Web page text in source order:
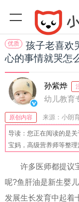
优质
孩子老喜欢
心的事情就哭怎
孙紫烨
幼儿教育
原创内容 来源：小朗
收藏：33 分享：56
导读：您正在阅读的是
宝妈，高级营养师等整理
许多医师都提议
呢?鱼肝油是新生婴
发展生长发育中起着